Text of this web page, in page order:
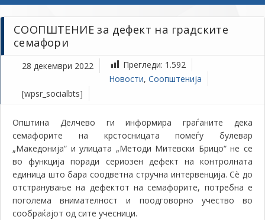
СООПШТЕНИЕ за дефект на градските
семафори
28 декември 2022 Прегледи: 1.592
Новости, Соопштенија
[wpsr_socialbts]
Општина Делчево ги информира граѓаните дека
семафорите на крстосницата помеѓу булевар
„Македонија“ и улицата „Методи Митевски Брицо“ не се
во функција поради сериозен дефект на контролната
единица што бара соодветна стручна интервенција. Сè до
отстранување на дефектот на семафорите, потребна е
поголема внимателност и поодговорно учество во
сообраќајот од сите учесници.